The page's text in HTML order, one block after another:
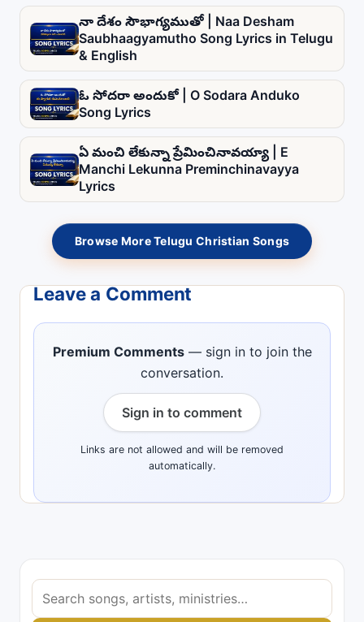
నా దేశం సౌభాగ్యముతో | Naa Desham
Saubhaagyamutho Song Lyrics in Telugu
& English
ఓ సోదరా అందుకో | O Sodara Anduko
Song Lyrics
ఏ మంచి లేకున్నా ప్రేమించినావయ్యా | E
Manchi Lekunna Preminchinavayya
Lyrics
Browse More Telugu Christian Songs
Leave a Comment
Premium Comments— sign in to join the
conversation.
Sign in to comment
Links are not allowed and will be removed
automatically.
S
e